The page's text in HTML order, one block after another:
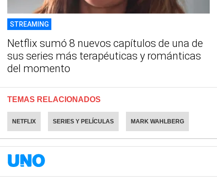
STREAMING
Netflix sumó 8 nuevos capítulos de una de
sus series más terapéuticas y románticas
del momento
TEMAS RELACIONADOS
NETFLIX SERIES Y PELÍCULAS MARK WAHLBERG